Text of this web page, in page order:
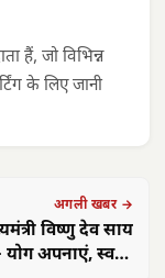
हैं, जो विभिन्न
के लिए जानी
अगली खबर →
विष्णु देव साय
योग अपनाएं, स्वस्थ